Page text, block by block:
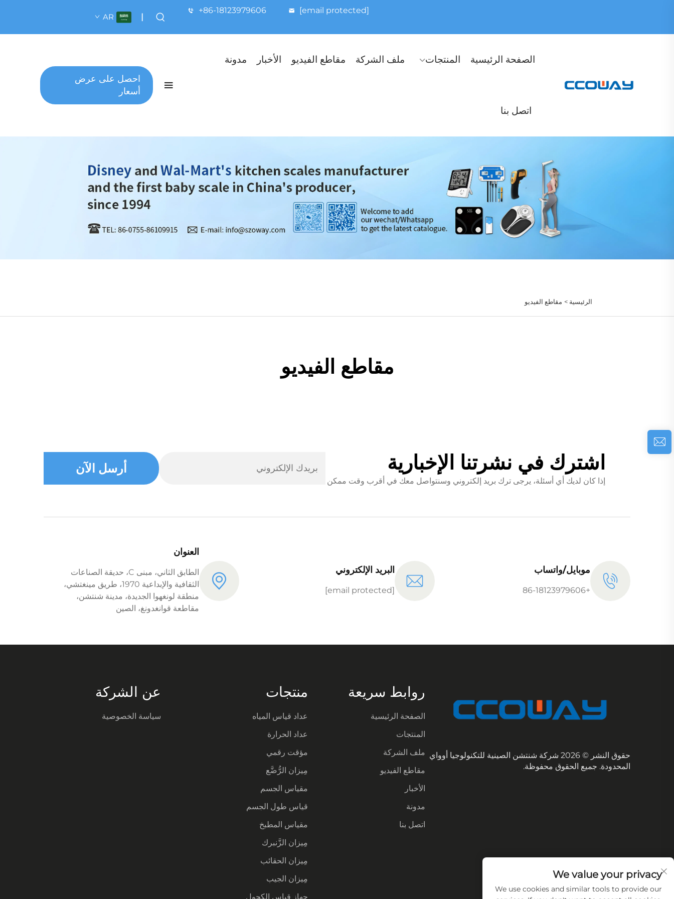
+86-18123979606 [email protected]
|
AR
الصفحة الرئيسية المنتجات ملف الشركة مقاطع الفيديو الأخبار مدونة
اتصل بنا
احصل على عرض
أسعار
الرئيسية > مقاطع الفيديو
مقاطع الفيديو
اشترك في نشرتنا الإخبارية
إذا كان لديك أي أسئلة، يرجى ترك بريد إلكتروني وسنتواصل معك في أقرب وقت ممكن
أرسل الآن
موبايل/واتساب
+86-18123979606
البريد الإلكتروني
[email protected]
العنوان
الطابق الثاني، مبنى C، حديقة الصناعات
الثقافية والإبداعية 1970، طريق مينغتشي،
منطقة لونغهوا الجديدة، مدينة شنتشن،
مقاطعة قوانغدونغ، الصين
حقوق النشر © 2026 شركة شنتشن الصينية للتكنولوجيا أوواي
المحدودة. جميع الحقوق محفوظة.
روابط سريعة
الصفحة الرئيسية
المنتجات
ملف الشركة
مقاطع الفيديو
الأخبار
مدونة
اتصل بنا
منتجات
عداد قياس المياه
عداد الحرارة
مؤقت رقمي
مِيزان الرُّضَّع
مقياس الجسم
قياس طول الجسم
مقياس المطبخ
مِيزان الزَّنبرك
مِيزان الحقائب
مِيزان الجيب
جهاز قياس الكحول
عن الشركة
سياسة الخصوصية
We value your privacy
We use cookies and similar tools to provide our